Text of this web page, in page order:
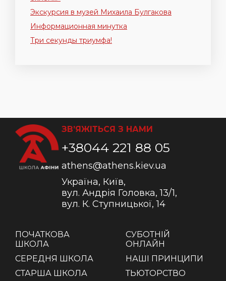
Экскурсия в музей Михаила Булгакова
Информационная минутка
Три секунды триумфа!
ПОЧАТКОВА
ШКОЛА
СЕРЕДНЯ ШКОЛА
СТАРША ШКОЛА
СУБОТНІЙ
ОНЛАЙН
НАШІ ПРИНЦИПИ
ТЬЮТОРСТВО
ЗВ’ЯЖІТЬСЯ З НАМИ
+38044 221 88 05
athens@athens.kiev.ua
Україна, Київ,
вул. Андрія Головка, 13/1,
вул. К. Ступницької, 14